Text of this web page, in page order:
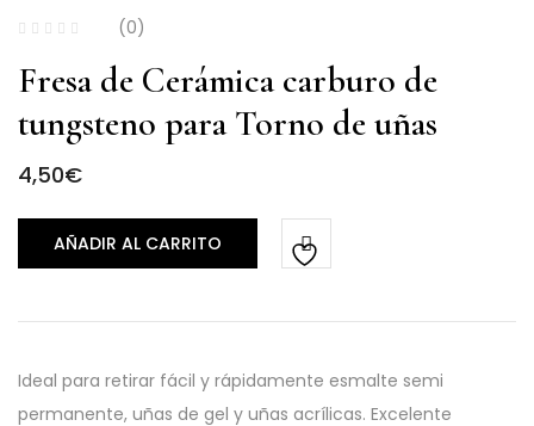
(0)
Fresa de Cerámica carburo de
tungsteno para Torno de uñas
4,50€
AÑADIR AL CARRITO
Ideal para retirar fácil y rápidamente esmalte semi
permanente, uñas de gel y uñas acrílicas. Excelente